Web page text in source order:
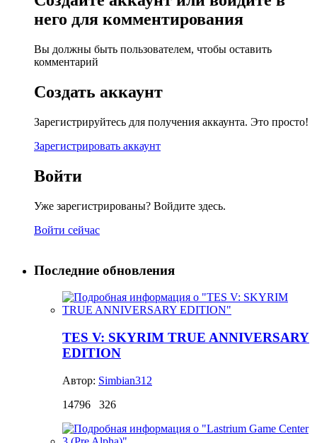
него для комментирования
Вы должны быть пользователем, чтобы оставить
комментарий
Создать аккаунт
Зарегистрируйтесь для получения аккаунта. Это просто!
Зарегистрировать аккаунт
Войти
Уже зарегистрированы? Войдите здесь.
Войти сейчас
Последние обновления
TES V: SKYRIM TRUE ANNIVERSARY
EDITION
Автор: Simbian312
14796
326